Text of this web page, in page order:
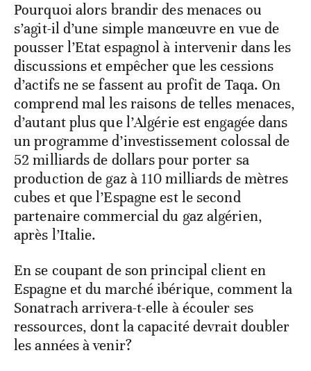
Pourquoi alors brandir des menaces ou
s’agit-il d’une simple manœuvre en vue de
pousser l’Etat espagnol à intervenir dans les
discussions et empêcher que les cessions
d’actifs ne se fassent au profit de Taqa. On
comprend mal les raisons de telles menaces,
d’autant plus que l’Algérie est engagée dans
un programme d’investissement colossal de
52 milliards de dollars pour porter sa
production de gaz à 110 milliards de mètres
cubes et que l’Espagne est le second
partenaire commercial du gaz algérien,
après l’Italie.
En se coupant de son principal client en
Espagne et du marché ibérique, comment la
Sonatrach arrivera-t-elle à écouler ses
ressources, dont la capacité devrait doubler
les années à venir?